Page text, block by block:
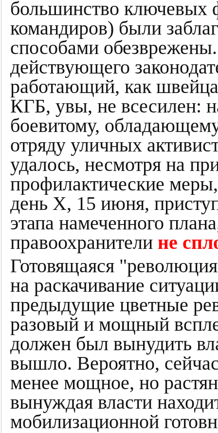
большинство ключевых
командиров) были
способами
действующего
работающий, как
КГБ, увы, не всесилен:
боевитому,
отряду уличных
удалось, несмотря на
профилактические
день Х, 15 июня,
этапа намеченного
правоохранители не
Готовящаяся
на раскачивание
предыдущие цветные
разовый и мощный
должен был вынудить
вышло. Вероятно,
менее мощное, но
вынуждая власти
мобилизационной